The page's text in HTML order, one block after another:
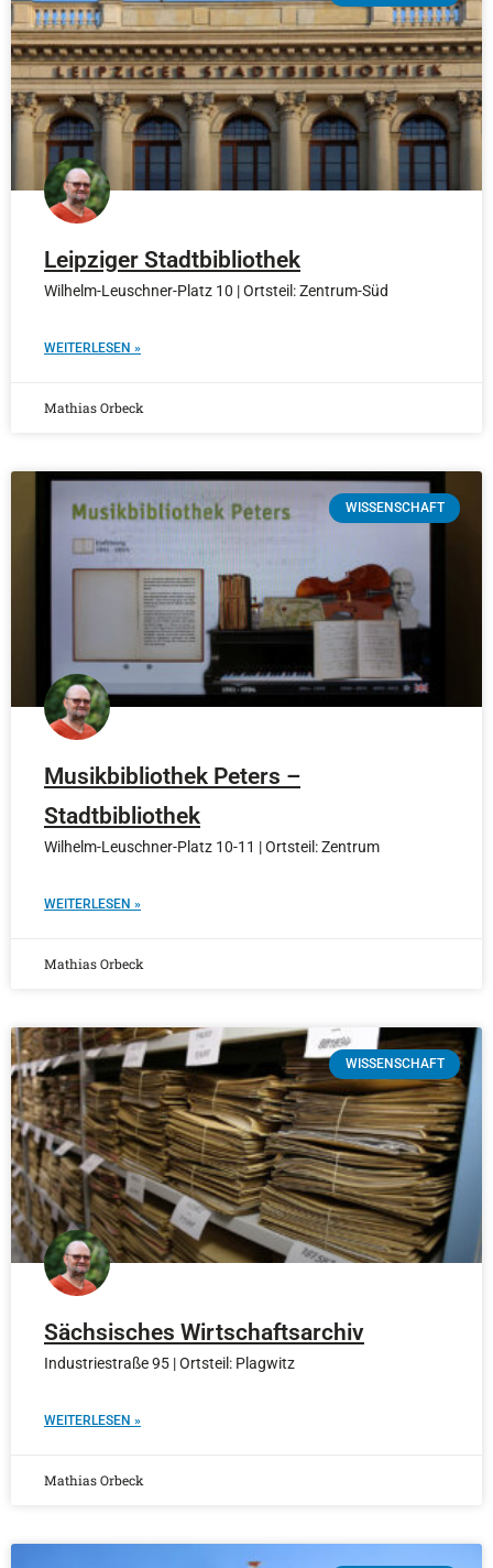
Leipziger Stadtbibliothek
Wilhelm-Leuschner-Platz 10 | Ortsteil: Zentrum-Süd
WEITERLESEN »
Mathias Orbeck
WISSENSCHAFT
Musikbibliothek Peters –
Stadtbibliothek
Wilhelm-Leuschner-Platz 10-11 | Ortsteil: Zentrum
WEITERLESEN »
Mathias Orbeck
WISSENSCHAFT
Sächsisches Wirtschaftsarchiv
Industriestraße 95 | Ortsteil: Plagwitz
WEITERLESEN »
Mathias Orbeck